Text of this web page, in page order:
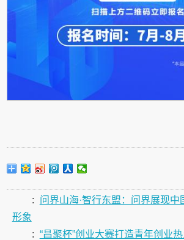
:
问界山海·智行东盟：问界展现
形象
: “昌聚杯”创业大赛打造青年创业